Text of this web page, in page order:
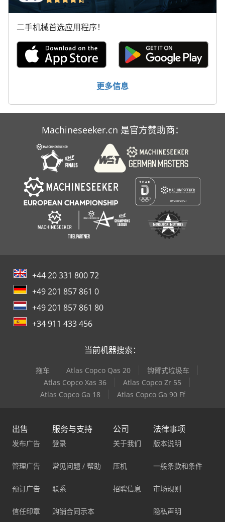
Robland Bm 3000
Schaublin 110 Cnc
Schaublin 135
Sunnen Mbc 1805
Tecnoma Laser 4000
Transmig 400
二手机械首选应用程序！
更多信息
Machineseeker.cn 是官方赞助商：
+44 20 331 800 72
+49 201 857 861 0
+49 201 857 861 80
+34 911 433 456
当前机器搜索：
拖车 Atlas Copco Qas 20
钩臂式垃圾车
Atlas Copco Xas 36
Atlas Copco Zr 55
Atlas Copco Ga 18
Atlas Copco Ga 90 Ff
出售
发布广告
管理广告
预订广告
信任印章
服务与支持
登录
常见问题 / 帮助
联系
购销合同示本
公司
关于我们
压机
招聘信息
法律事项
版本说明
一般条款和条件
市场规则
隐私声明